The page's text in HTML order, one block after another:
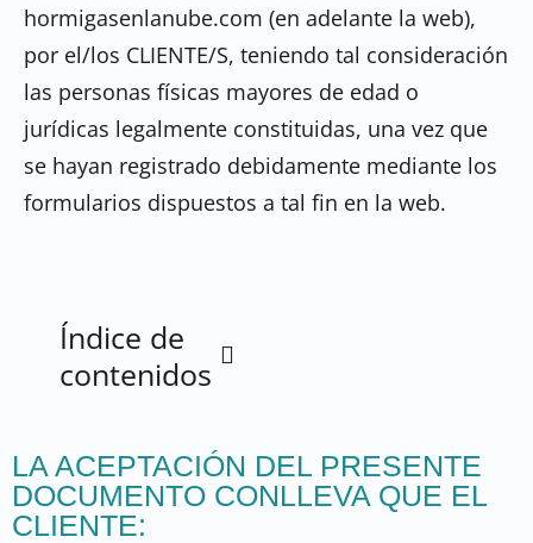
hormigasenlanube.com (en adelante la web),
por el/los CLIENTE/S, teniendo tal consideración
las personas físicas mayores de edad o
jurídicas legalmente constituidas, una vez que
se hayan registrado debidamente mediante los
formularios dispuestos a tal fin en la web.
Índice de
contenidos
LA ACEPTACIÓN DEL PRESENTE
DOCUMENTO CONLLEVA QUE EL
CLIENTE: